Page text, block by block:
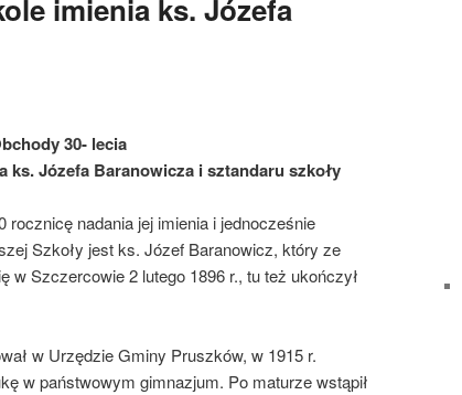
imienia ks. Józefa
30- lecia
ks. Józefa Baranowicza i sztandaru szkoły
rocznicę nadania jej imienia i jednocześnie
Szkoły jest ks. Józef Baranowicz, który ze
w Szczercowie 2 lutego 1896 r., tu też ukończył
w Urzędzie Gminy Pruszków, w 1915 r.
w państwowym gimnazjum. Po maturze wstąpił